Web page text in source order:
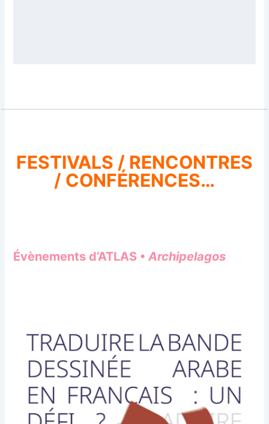
FESTIVALS / RENCONTRES
/ CONFÉRENCES…
Évènements d’ATLAS •Archipelagos